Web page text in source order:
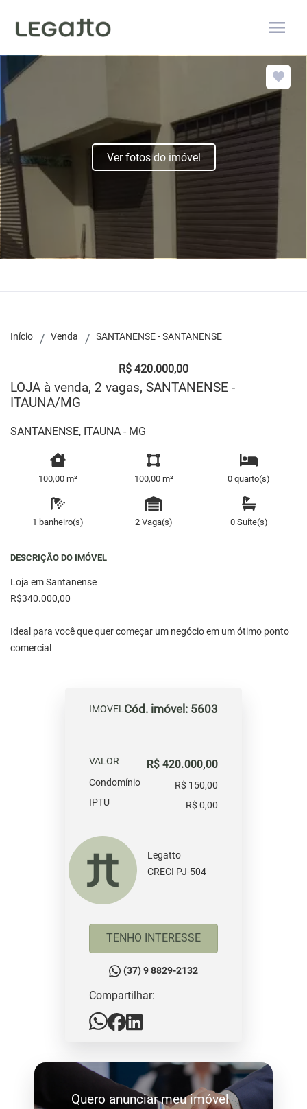
menu
Ver fotos do imóvel
Início Venda SANTANENSE - SANTANENSE
R$ 420.000,00
LOJA à venda, 2 vagas, SANTANENSE -
ITAUNA/MG
SANTANENSE, ITAUNA - MG
100,00 m² 100,00 m² 0 quarto(s)
1 banheiro(s) 2 Vaga(s) 0 Suíte(s)
DESCRIÇÃO DO IMÓVEL
Loja em Santanense
R$340.000,00
Ideal para você que quer começar um negócio em um ótimo ponto
comercial
IMOVELCód. imóvel: 5603
VALOR R$ 420.000,00
Condomínio
R$ 150,00
IPTU
R$ 0,00
Legatto
CRECI PJ-504
TENHO INTERESSE
(37) 9 8829-2132
Compartilhar:
Quero anunciar meu imóvel